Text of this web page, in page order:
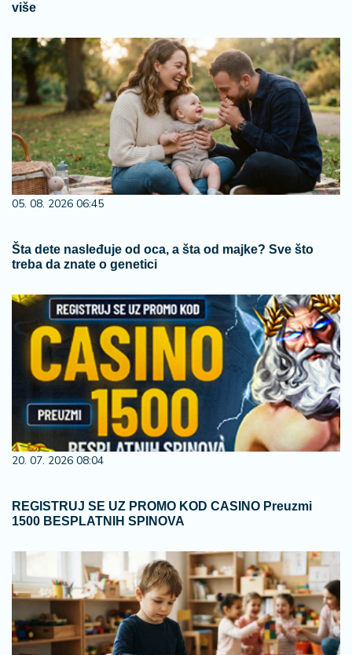
više
05. 08. 2026 06:45
Šta dete nasleđuje od oca, a šta od majke? Sve što
treba da znate o genetici
20. 07. 2026 08:04
REGISTRUJ SE UZ PROMO KOD CASINO Preuzmi
1500 BESPLATNIH SPINOVA